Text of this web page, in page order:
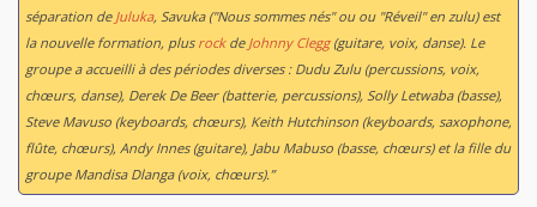
séparation de Juluka, Savuka ("Nous sommes nés" ou ou "Réveil" en zulu) est
la nouvelle formation, plus rockde Johnny Clegg(guitare, voix, danse). Le
groupe a accueilli à des périodes diverses : Dudu Zulu (percussions, voix,
chœurs, danse), Derek De Beer (batterie, percussions), Solly Letwaba (basse),
Steve Mavuso (keyboards, chœurs), Keith Hutchinson (keyboards, saxophone,
flûte, chœurs), Andy Innes (guitare), Jabu Mabuso (basse, chœurs) et la fille du
groupe Mandisa Dlanga (voix, chœurs).”